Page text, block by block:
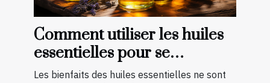
Comment utiliser les huiles
essentielles pour se
soigner ?
Les bienfaits des huiles essentielles ne sont